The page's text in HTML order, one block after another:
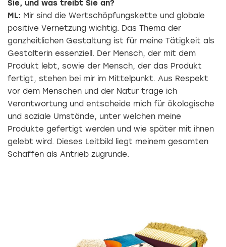
Sie, und was treibt Sie an?
ML: Mir sind die Wertschöpfungskette und globale
positive Vernetzung wichtig. Das Thema der
ganzheitlichen Gestaltung ist für meine Tätigkeit als
Gestalterin essenziell. Der Mensch, der mit dem
Produkt lebt, sowie der Mensch, der das Produkt
fertigt, stehen bei mir im Mittelpunkt. Aus Respekt
vor dem Menschen und der Natur trage ich
Verantwortung und entscheide mich für ökologische
und soziale Umstände, unter welchen meine
Produkte gefertigt werden und wie später mit ihnen
gelebt wird. Dieses Leitbild liegt meinem gesamten
Schaffen als Antrieb zugrunde.